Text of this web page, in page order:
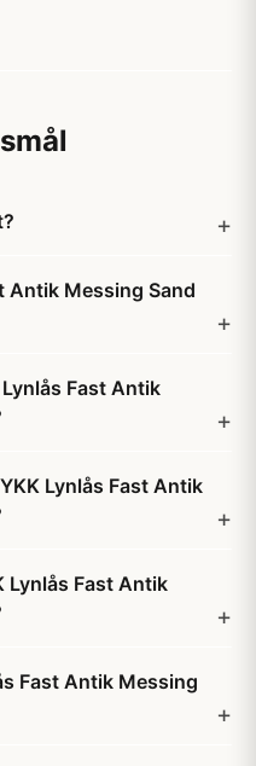
Antik Messing Sand
Fast Antik
Lynlås Fast Antik
Lynlås Fast Antik
Fast Antik Messing